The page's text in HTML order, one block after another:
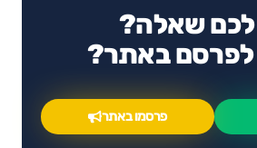
לכם שאלה?
לפרסם באתר?
פרסמו באתר